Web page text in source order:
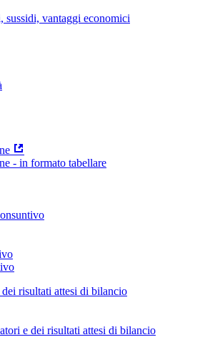
sussidi, vantaggi economici
- in formato tabellare
risultati attesi di bilancio
e dei risultati attesi di bilancio